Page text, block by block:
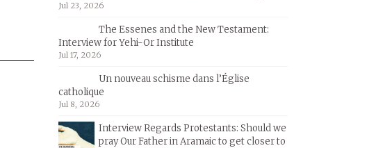
Jul 23, 2026
The Essenes and the New Testament:
Interview for Yehi-Or Institute
Jul 17, 2026
Un nouveau schisme dans l’Église
catholique
Jul 8, 2026
Interview Regards Protestants: Should we
pray Our Father in Aramaic to get closer to